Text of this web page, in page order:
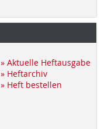
» Aktuelle Heftausgabe
» Heftarchiv
» Heft bestellen